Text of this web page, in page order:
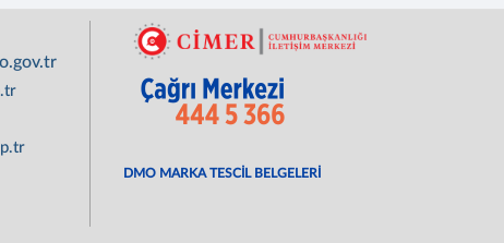
DMO MARKA TESCİL BELGELERİ